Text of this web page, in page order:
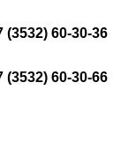
(3532) 60-30-36
(3532) 60-30-66